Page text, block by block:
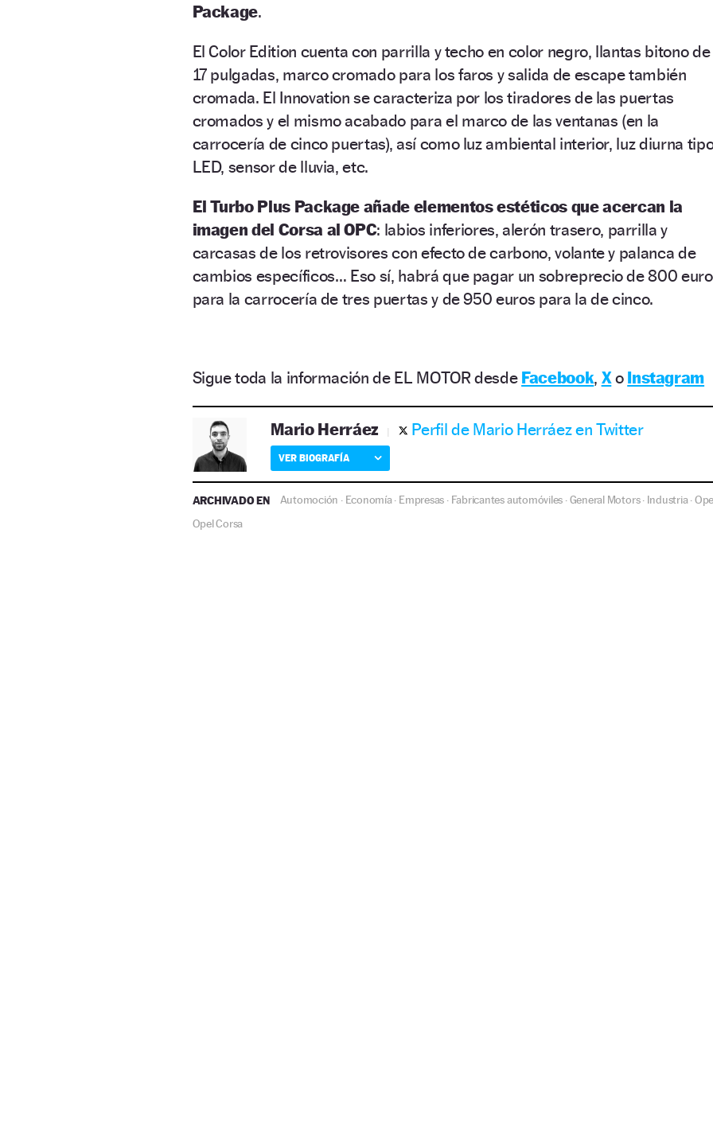
Package.
El Color Edition cuenta con parrilla y techo en color negro, llantas bitono de
17 pulgadas, marco cromado para los faros y salida de escape también
cromada. El Innovation se caracteriza por los tiradores de las puertas
cromados y el mismo acabado para el marco de las ventanas (en la
carrocería de cinco puertas), así como luz ambiental interior, luz diurna
LED, sensor de lluvia, etc.
El Turbo Plus Package añade elementos estéticos que acercan la
imagen del Corsa al OPC: labios inferiores, alerón trasero, parrilla y
carcasas de los retrovisores con efecto de carbono, volante y palanca de
cambios específicos… Eso sí, habrá que pagar un sobreprecio de 800
para la carrocería de tres puertas y de 950 euros para la de cinco.
Sigue toda la información de EL MOTOR desde Facebook, Xo Instagram
Mario Herráez Perfil de Mario Herráez en Twitter
VER BIOGRAFÍA
ARCHIVADO EN Automoción · Economía· Empresas · Fabricantes automóviles ·General Motors· Industria·
Opel Corsa